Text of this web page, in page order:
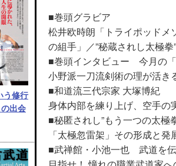
う修行
出会
■巻頭グラビア
松井欧時朗「トライポッドメ
の組手」／”秘蔵されし太極拳
■巻頭インタビュー 今月の
小野派一刀流剣術の理が活き
■和道流三代宗家 大塚博紀
身体内部を練り上げ、空手の
■秘匿されし”もう一つの太極
「太極忽雷架」その形成と発
■武禅館・小池一也 武道を